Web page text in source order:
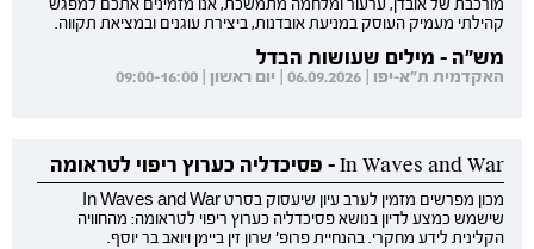
מורכבת של אובדן, ערעור ומלחמה מתמשכת, אנו מזמינים אתכם למפגש
קהילתי מעמיק העוסק במניעת אובדנות, ביצירת עוגנים ובמציאת תקווה.
מש"ה - מילים שעושות הבדל
האקדמית ת"א-יפו | 06.09.2026 | יום ראשון | 09:00-16:00
In Waves and War - פסיכדליה כערוץ ריפוי לטראומה
מכון מפרשים מזמין לערב עיון שיעסוק בסרט In Waves and War
שישמש כמצע לדיון בנושא פסיכדליה כערוץ ריפוי לטראומה: מהחוויה
הקלינית לידע מחקרי. בהנחיית פרופ' שרון זין ביימן ויואב בר יוסף.